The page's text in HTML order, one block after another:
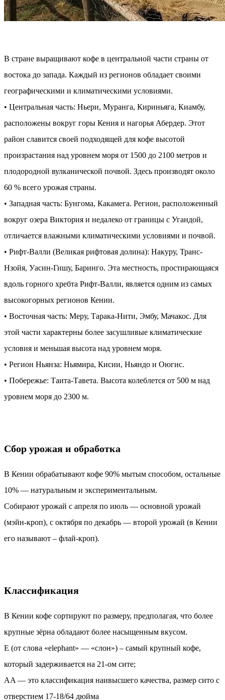
В стране выращивают кофе в центральной части страны от
востока до запада. Каждый из регионов обладает своими
географическими и климатическими условиями.
• Центральная часть: Ньери, Муранга, Кириньяга, Киамбу,
расположены вокруг горы Кения и нагорья Абердер. Этот
район славится своей подходящей для кофе высотой
произрастания над уровнем моря от 1500 до 2100 метров и
плодородной вулканической почвой. Здесь производят около
60 % всего урожая страны.
• Западная часть: Бунгома, Какамега. Регион, расположенный
вокруг озера Виктория и недалеко от границы с Угандой,
отличается влажными климатическими условиями и почвой.
• Рифт-Валли (Великая рифтовая долина): Накуру, Транс-
Нзойя, Уасин-Гишу, Баринго. Эта местность, простирающаяся
вдоль горного хребта Рифт-Валли, является одним из самых
высокогорных регионов Кении.
• Восточная часть: Меру, Тарака-Нити, Эмбу, Мачакос. Для
этой части характерны более засушливые климатические
условия и меньшая высота над уровнем моря.
• Регион Ньянза: Ньямира, Кисии, Ньяндо и Оюгис.
• Побережье: Таита-Тавета. Высота колеблется от 500 м над
уровнем моря до 2300 м.
Сбор урожая и обработка
В Кении обрабатывают кофе 90% мытым способом, остальные
10% — натуральным и экспериментальным.
Собирают урожай с апреля по июль — основной урожай
(мэйн-кроп), с октября по декабрь — второй урожай (в Кении
его называют – флай-кроп).
Классификация
В Кении кофе сортируют по размеру, предполагая, что более
крупные зёрна обладают более насыщенным вкусом.
E (от слова «elephant» — «слон») – самый крупный кофе,
который задерживается на 21-ом сите;
AA — это классификация наивысшего качества, размер сито с
отверстием 17-18/64 дюйма